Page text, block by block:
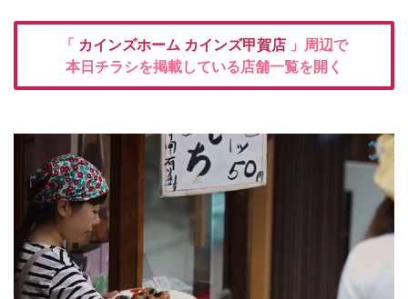
「 カインズホーム カインズ甲賀店 」周辺で
本日チラシを掲載している店舗一覧を開く